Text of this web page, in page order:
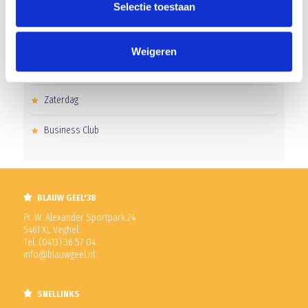
Selectie toestaan
Weigeren
Veteranen
Zaterdag
Business Club
BLAUW GEEL'38
Pr. W. Alexander Sportpark 24
5461 XL Veghel
Tel. (0413) 36 57 04
info@blauwgeel.nl
SNELLINKS